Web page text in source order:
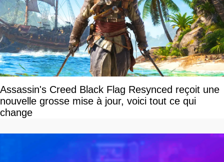
Assassin's Creed Black Flag Resynced reçoit une
nouvelle grosse mise à jour, voici tout ce qui
change